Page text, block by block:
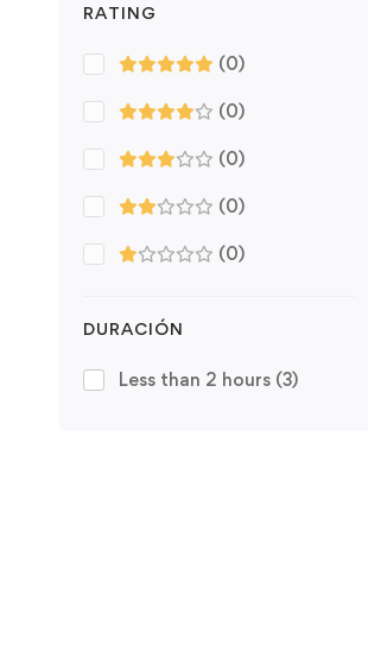
RATING
(0)
(0)
(0)
(0)
(0)
DURACIÓN
Less than 2 hours (3)